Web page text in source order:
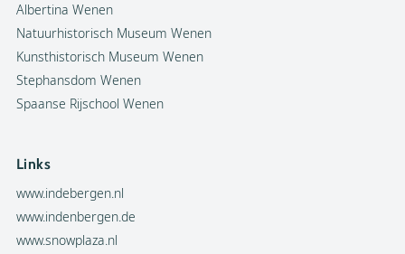
Albertina Wenen
Natuurhistorisch Museum Wenen
Kunsthistorisch Museum Wenen
Stephansdom Wenen
Spaanse Rijschool Wenen
Links
www.indebergen.nl
www.indenbergen.de
www.snowplaza.nl